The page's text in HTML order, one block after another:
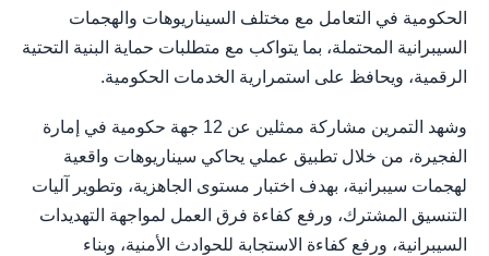
الحكومية في التعامل مع مختلف السيناريوهات والهجمات
السيبرانية المحتملة، بما يتواكب مع متطلبات حماية البنية التحتية
الرقمية، ويحافظ على استمرارية الخدمات الحكومية.
وشهد التمرين مشاركة ممثلين عن 12 جهة حكومية في إمارة
الفجيرة، من خلال تطبيق عملي يحاكي سيناريوهات واقعية
لهجمات سيبرانية، بهدف اختبار مستوى الجاهزية، وتطوير آليات
التنسيق المشترك، ورفع كفاءة فرق العمل لمواجهة التهديدات
السيبرانية، ورفع كفاءة الاستجابة للحوادث الأمنية، وبناء